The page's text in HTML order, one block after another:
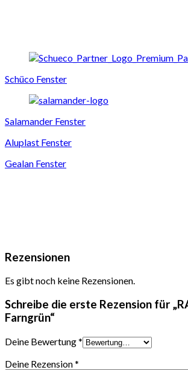
Schüco Fenster
Salamander Fenster
Aluplast Fenster
Gealan Fenster
Rezensionen
Es gibt noch keine Rezensionen.
Schreibe die erste Rezension für
Farngrün“
Deine Bewertung*
Deine Rezension*